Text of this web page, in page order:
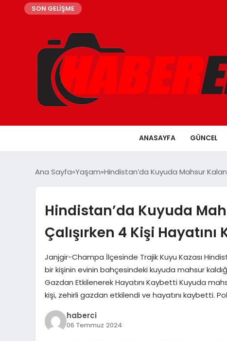
SON GELİŞME
ANASAYFA GÜNCEL
Ana Sayfa Yaşam Hindistan’da Kuyuda Mahsur
Hindistan’da Kuyuda
Çalışırken 4 Kişi
Janjgir-Champa İlçesinde Trajik Kuyu Kazası
bir kişinin evinin bahçesindeki kuyuda mahsur
Gazdan Etkilenerek Hayatını Kaybetti Kuyuda
kişi, zehirli gazdan etkilendi ve hayatını kaybetti.
haberci
06 Temmuz 2024